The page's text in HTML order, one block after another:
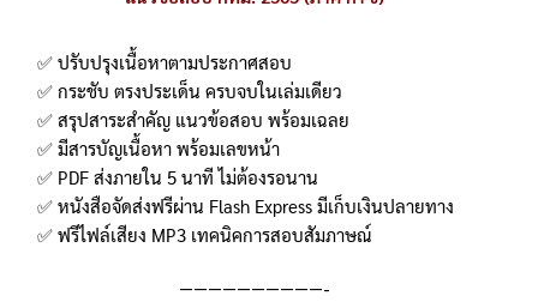
✅ ปรับปรุงเนื้อหาตามประกาศสอบ
✅ กระชับ ตรงประเด็น ครบจบในเล่มเดียว
✅ สรุปสาระสำคัญ แนวข้อสอบ พร้อมเฉลย
✅ มีสารบัญเนื้อหา พร้อมเลขหน้า
✅ PDF ส่งภายใน 5 นาที ไม่ต้องรอนาน
✅ หนังสือจัดส่งฟรีผ่าน Flash Express มีเก็บเงินปลายทาง
✅ ฟรีไฟล์เสียง MP3 เทคนิคการสอบสัมภาษณ์
——————————-